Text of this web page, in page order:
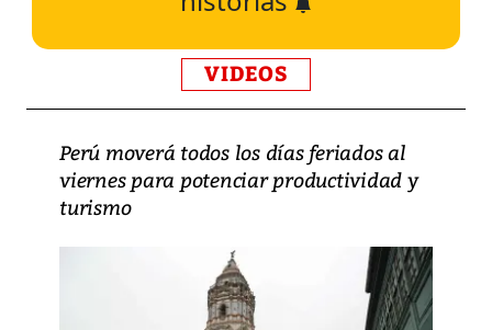
VIDEOS
Perú moverá todos los días feriados al
viernes para potenciar productividad y
turismo